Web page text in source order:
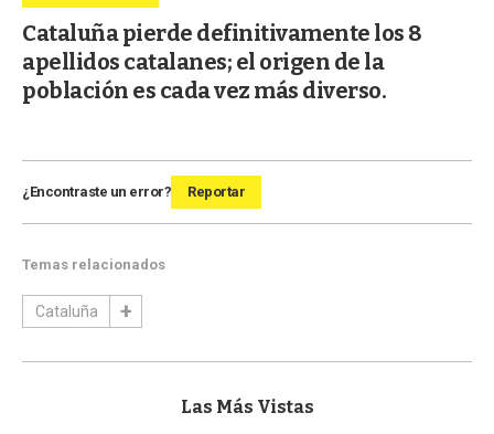
Cataluña pierde definitivamente los 8
apellidos catalanes; el origen de la
población es cada vez más diverso.
¿Encontraste un error? Reportar
Temas relacionados
Cataluña
Las Más Vistas